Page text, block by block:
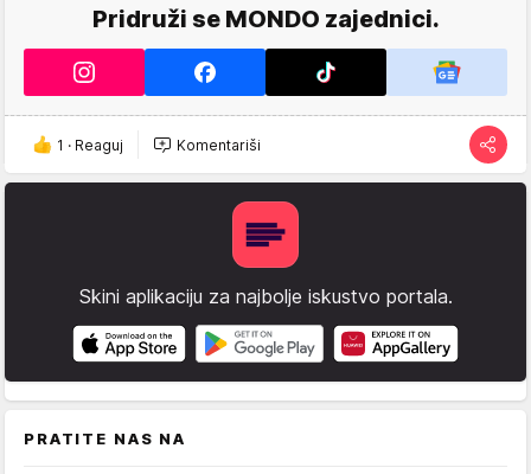
Pridruži se MONDO zajednici.
1 · Reaguj Komentariši
Skini aplikaciju za najbolje iskustvo portala.
PRATITE NAS NA